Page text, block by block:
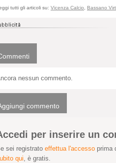
tutti gli articoli su: Vicenza Calcio Bassano
nessun commento.
commento
per inserire un
sei registrato effettua l'accesso prima
qui, è gratis.